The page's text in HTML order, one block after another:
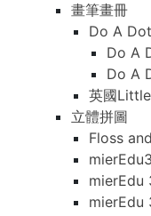
畫筆畫冊
Do A
Do A
Do A
英國
立體拼圖
Floss
mierEdu
mierEdu